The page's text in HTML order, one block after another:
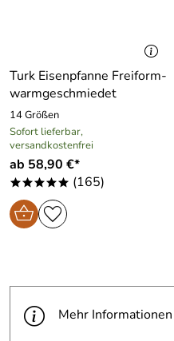
Turk Eisenpfanne Freiform-
warmgeschmiedet
14 Größen
Sofort lieferbar,
versandkostenfrei
ab 58,90 €*
***** (165)
Mehr Informationen